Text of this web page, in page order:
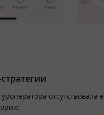
отсутствовала